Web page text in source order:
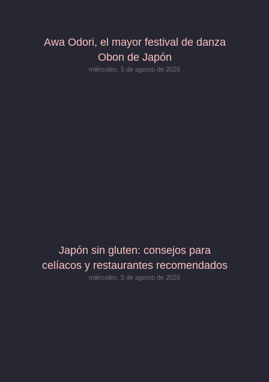
Awa Odori, el mayor festival de danza
Obon de Japón
miércoles, 5 de agosto de 2026
Japón sin gluten: consejos para
celíacos y restaurantes recomendados
miércoles, 5 de agosto de 2026